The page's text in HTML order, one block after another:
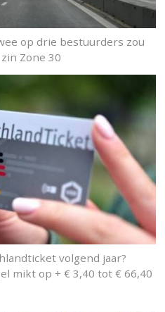
op drie bestuurders zou
Zone 30
volgend jaar?
mikt op + € 3,40 tot € 66,40